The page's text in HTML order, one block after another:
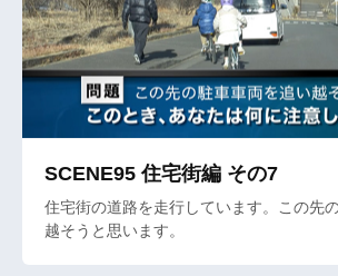
SCENE95 住宅街編 その7
住宅街の道路を走行しています。この先
越そうと思います。